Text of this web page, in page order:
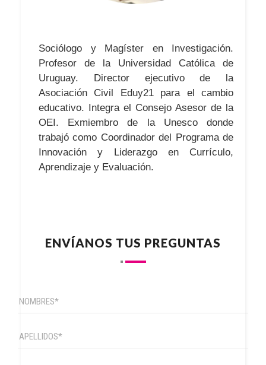
Sociólogo y Magíster en Investigación.
Profesor de la Universidad Católica de
Uruguay. Director ejecutivo de la
Asociación Civil Eduy21 para el cambio
educativo. Integra el Consejo Asesor de la
OEI. Exmiembro de la Unesco donde
trabajó como Coordinador del Programa de
Innovación y Liderazgo en Currículo,
Aprendizaje y Evaluación.
ENVÍANOS TUS PREGUNTAS